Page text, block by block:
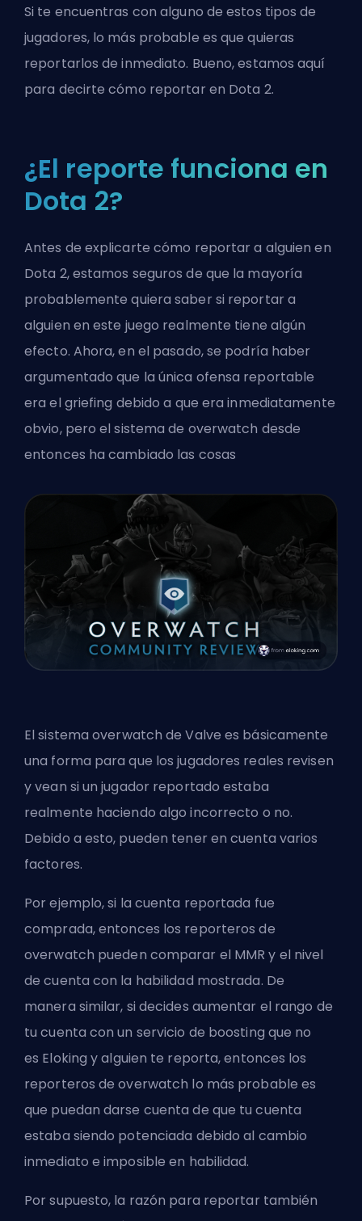
Si te encuentras con alguno de estos tipos de
jugadores, lo más probable es que quieras
reportarlos de inmediato. Bueno, estamos aquí
para decirte cómo reportar en Dota 2.
¿El reporte funciona en
Dota 2?
Antes de explicarte cómo reportar a alguien en
Dota 2, estamos seguros de que la mayoría
probablemente quiera saber si reportar a
alguien en este juego realmente tiene algún
efecto. Ahora, en el pasado, se podría haber
argumentado que la única ofensa reportable
era el griefing debido a que era inmediatamente
obvio, pero el sistema de overwatch desde
entonces ha cambiado las cosas
El sistema overwatch deValve es básicamente
una forma para que los jugadores reales revisen
y vean si un jugador reportado estaba
realmente haciendo algo incorrecto o no.
Debido a esto, pueden tener en cuenta varios
factores.
Por ejemplo, si la cuenta reportada fue
comprada, entonces los reporteros de
overwatch pueden comparar el MMR y el nivel
de cuenta con la habilidad mostrada. De
manera similar, si decides aumentar el rango de
tu cuenta con un servicio de boosting que no
es Eloking y alguien te reporta, entonces los
reporteros de overwatch lo más probable es
que puedan darse cuenta de que tu cuenta
estaba siendo potenciada debido al cambio
inmediato e imposible en habilidad.
Por supuesto, la razón para reportar también